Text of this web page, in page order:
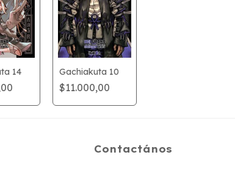
14 Gachiakuta 10
$11.000,00
Contactános